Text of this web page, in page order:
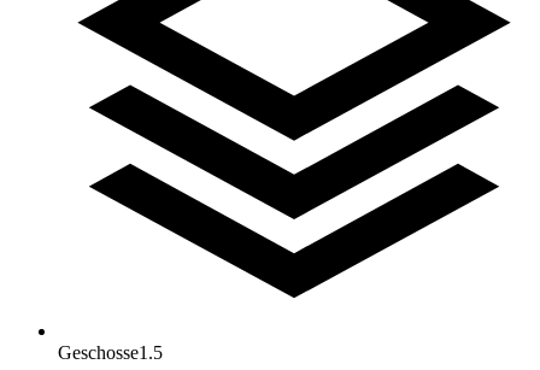
Geschosse1.5